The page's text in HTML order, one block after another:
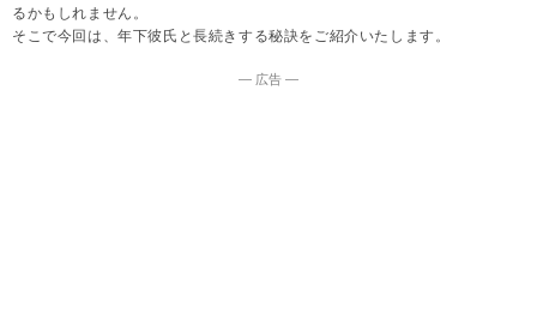
るかもしれません。
そこで今回は、年下彼氏と長続きする秘訣をご紹介いたします。
― 広告 ―